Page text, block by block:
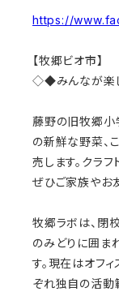
https://
【牧郷ビオ市】
◇◆みんなが楽
藤野の旧牧郷小
の新鮮な野菜、
売します。クラ
ぜひご家族やお
牧郷ラボは、閉
のみどりに囲ま
す。現在はオフ
ぞれ独自の活動